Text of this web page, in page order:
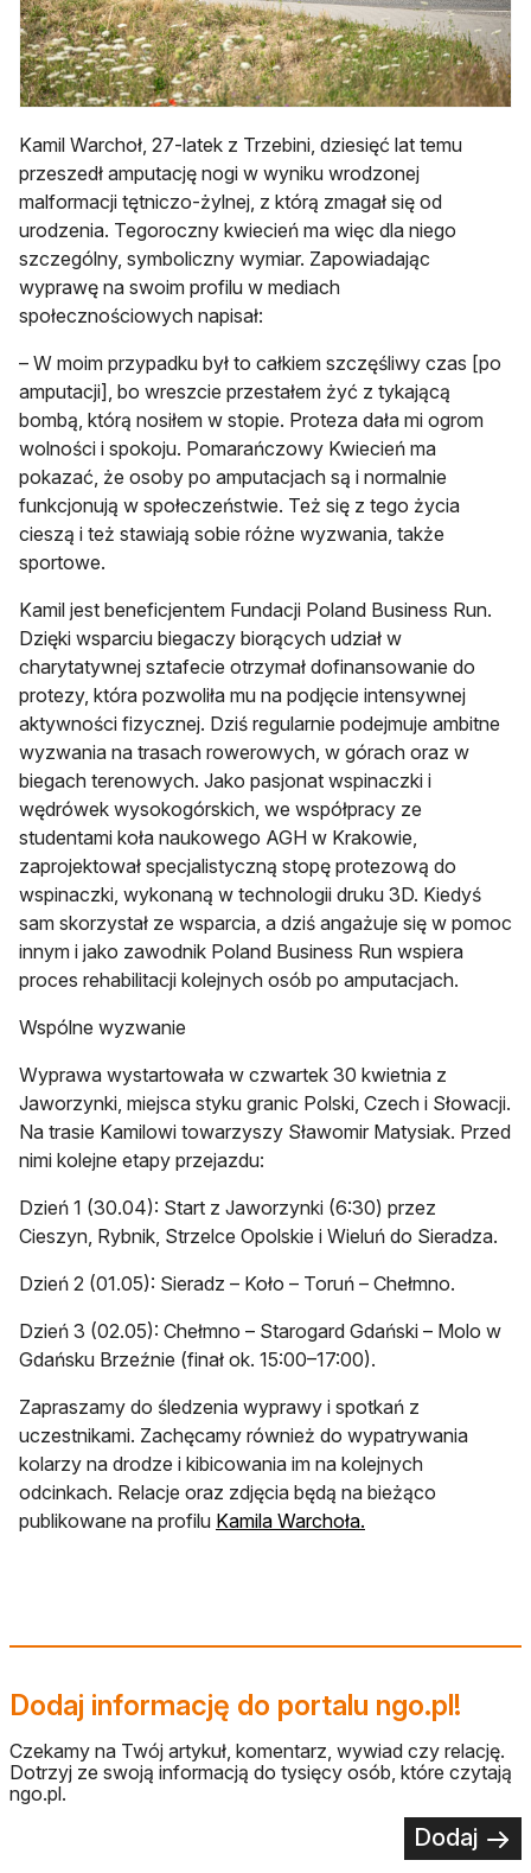
Kamil Warchoł, 27-latek z Trzebini, dziesięć lat temu
przeszedł amputację nogi w wyniku wrodzonej
malformacji tętniczo-żylnej, z którą zmagał się od
urodzenia. Tegoroczny kwiecień ma więc dla niego
szczególny, symboliczny wymiar. Zapowiadając
wyprawę na swoim profilu w mediach
społecznościowych napisał:
– W moim przypadku był to całkiem szczęśliwy czas [po
amputacji], bo wreszcie przestałem żyć z tykającą
bombą, którą nosiłem w stopie. Proteza dała mi ogrom
wolności i spokoju. Pomarańczowy Kwiecień ma
pokazać, że osoby po amputacjach są i normalnie
funkcjonują w społeczeństwie. Też się z tego życia
cieszą i też stawiają sobie różne wyzwania, także
sportowe.
Kamil jest beneficjentem Fundacji Poland Business Run.
Dzięki wsparciu biegaczy biorących udział w
charytatywnej sztafecie otrzymał dofinansowanie do
protezy, która pozwoliła mu na podjęcie intensywnej
aktywności fizycznej. Dziś regularnie podejmuje ambitne
wyzwania na trasach rowerowych, w górach oraz w
biegach terenowych. Jako pasjonat wspinaczki i
wędrówek wysokogórskich, we współpracy ze
studentami koła naukowego AGH w Krakowie,
zaprojektował specjalistyczną stopę protezową do
wspinaczki, wykonaną w technologii druku 3D. Kiedyś
sam skorzystał ze wsparcia, a dziś angażuje się w pomoc
innym i jako zawodnik Poland Business Run wspiera
proces rehabilitacji kolejnych osób po amputacjach.
Wspólne wyzwanie
Wyprawa wystartowała w czwartek 30 kwietnia z
Jaworzynki, miejsca styku granic Polski, Czech i Słowacji.
Na trasie Kamilowi towarzyszy Sławomir Matysiak. Przed
nimi kolejne etapy przejazdu:
Dzień 1 (30.04): Start z Jaworzynki (6:30) przez
Cieszyn, Rybnik, Strzelce Opolskie i Wieluń do Sieradza.
Dzień 2 (01.05): Sieradz – Koło – Toruń – Chełmno.
Dzień 3 (02.05): Chełmno – Starogard Gdański – Molo w
Gdańsku Brzeźnie (finał ok. 15:00–17:00).
Zapraszamy do śledzenia wyprawy i spotkań z
uczestnikami. Zachęcamy również do wypatrywania
kolarzy na drodze i kibicowania im na kolejnych
odcinkach. Relacje oraz zdjęcia będą na bieżąco
publikowane na profilu Kamila Warchoła.
Dodaj informację do portalu ngo.pl!
Czekamy na Twój artykuł, komentarz, wywiad czy relację.
Dotrzyj ze swoją informacją do tysięcy osób, które czytają
ngo.pl.
Dodaj